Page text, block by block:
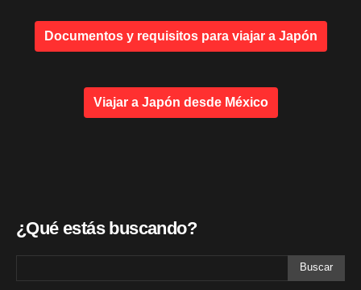
Documentos y requisitos para viajar a Japón
Viajar a Japón desde México
¿Qué estás buscando?